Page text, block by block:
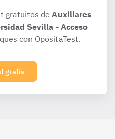
gratuitos de Auxiliares
Sevilla - Acceso
con OpositaTest.
gratis